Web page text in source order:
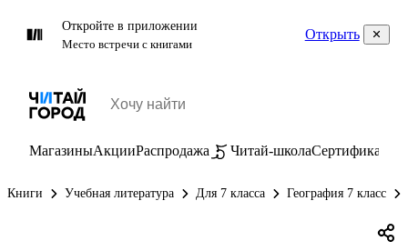
Откройте в приложении
Место встречи с книгами
Открыть
МагазиныАкцииРаспродажа Читай-школаСертификаты
Книги Учебная литература Для 7 класса География 7 класс